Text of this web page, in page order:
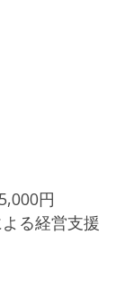
円
る経営支援